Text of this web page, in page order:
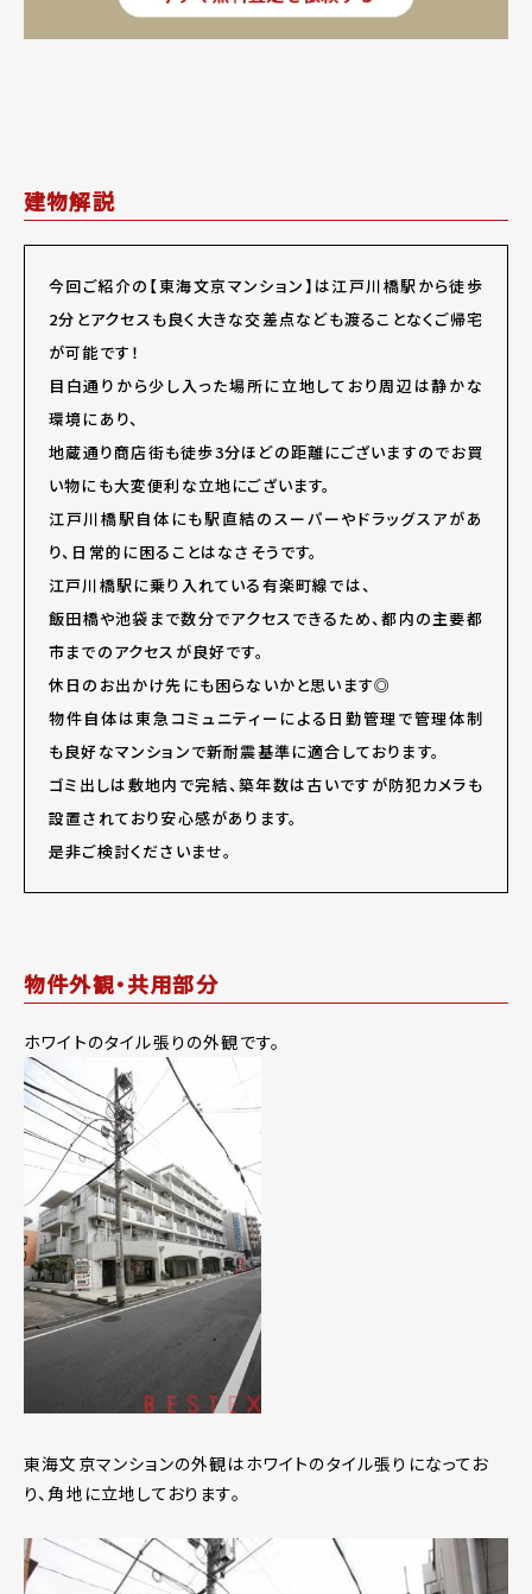
建物解説
今回ご紹介の【東海文京マンション】は江戸川橋駅から徒歩
2分とアクセスも良く大きな交差点なども渡ることなくご帰宅
が可能です！
目白通りから少し入った場所に立地しており周辺は静かな
環境にあり、
地蔵通り商店街も徒歩3分ほどの距離にございますのでお買
い物にも大変便利な立地にございます。
江戸川橋駅自体にも駅直結のスーパーやドラッグスアがあ
り、日常的に困ることはなさそうです。
江戸川橋駅に乗り入れている有楽町線では、
飯田橋や池袋まで数分でアクセスできるため、都内の主要都
市までのアクセスが良好です。
休日のお出かけ先にも困らないかと思います◎
物件自体は東急コミュニティーによる日勤管理で管理体制
も良好なマンションで新耐震基準に適合しております。
ゴミ出しは敷地内で完結、築年数は古いですが防犯カメラも
設置されており安心感があります。
是非ご検討くださいませ。
物件外観・共用部分
ホワイトのタイル張りの外観です。
東海文京マンションの外観はホワイトのタイル張りになってお
り、角地に立地しております。